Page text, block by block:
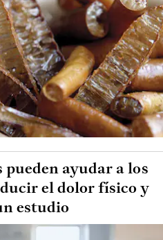
ayudar a los
el dolor físico y
estudio